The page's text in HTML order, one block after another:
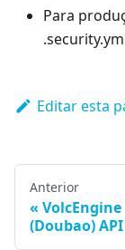
Para
Editar esta
Anterior
VolcEngine
(Doubao) API